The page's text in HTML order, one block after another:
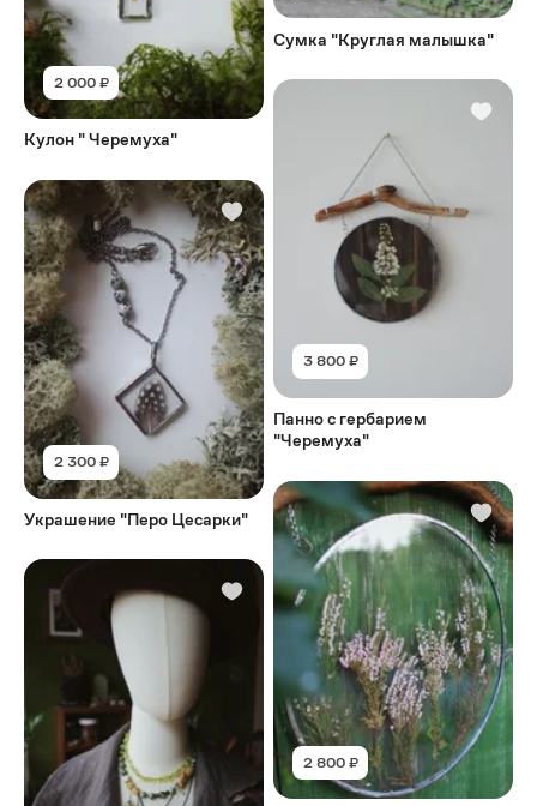
2 000 ₽
Кулон " Черемуха"
2 300 ₽
Украшение "Перо Цесарки"
Сумка "Круглая малышка"
3 800 ₽
Панно с гербарием
"Черемуха"
2 800 ₽